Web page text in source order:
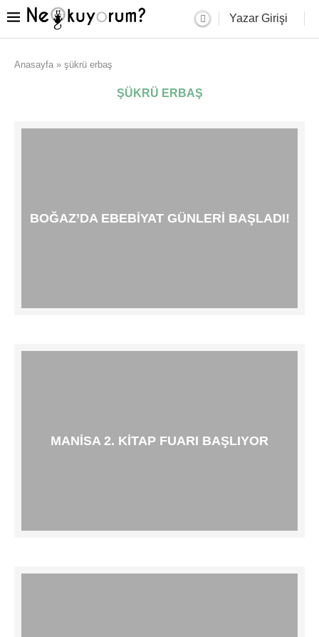
Yazar Girişi
Anasayfa » şükrü erbaş
ŞÜKRÜ ERBAŞ
BOĞAZ’DA EBEBIYAT GÜNLERI BAŞLADI!
MANISA 2. KITAP FUARI BAŞLIYOR